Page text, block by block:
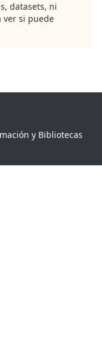
datasets, ni
ver si puede
y Bibliotecas